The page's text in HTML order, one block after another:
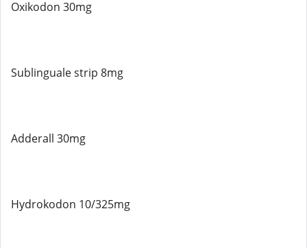
Oxikodon 30mg
Sublinguale strip 8mg
Adderall 30mg
Hydrokodon 10/325mg